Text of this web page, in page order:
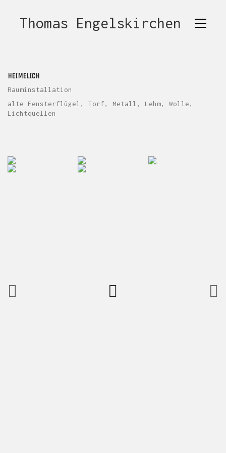
Thomas Engelskirchen
HEIMELICH
Rauminstallation
alte Fensterflügel, Torf, Metall, Lehm, Wolle,
Lichtquellen